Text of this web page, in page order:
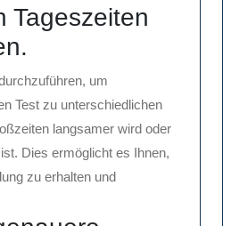
Tageszeiten
um
Test zu unterschiedlichen
langsamer wird oder
Dies ermöglicht es Ihnen,
zu erhalten und